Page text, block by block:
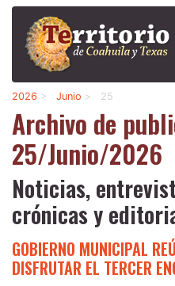
2026 > Junio > 25
Archivo de
25/Junio/2026
Noticias,
crónicas y
GOBIERNO MUNICIPAL
DISFRUTAR EL TERCER